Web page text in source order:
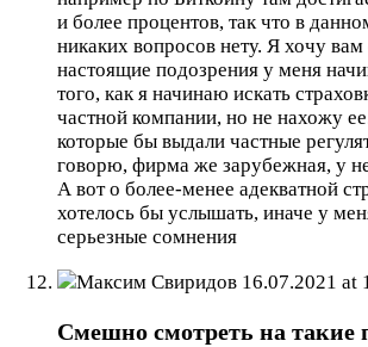
и более процентов, так что в
никаких вопросов нету. Я хочу вам
настоящие подозрения у меня
того, как я начинаю искать
частной компании, но не нахожу
которые бы выдали частные
говорю, фирма же зарубежная, у
А вот о более-менее адекватной
хотелось бы услышать, иначе у
серьезные сомнения
Максим Свиридов 16.07.2021 at
Смешно смотреть на такие